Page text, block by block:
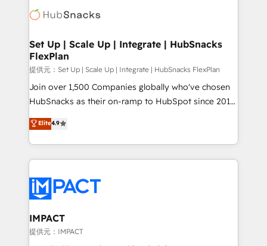
WooCommerce, BuilderTrend, and more Experience
the difference — reach out to see how AI + HubSpot
HubSpot development: websites, custom modules,
marketing, advertising, campaigns, content and
design We connect people, data and technology to
improve customer experiences. With our bright
people, exciting ideas and can-do mentality, we
ensure revenue growth on a daily basis. So tell us
team of 100+ experts is ready for you! Driving digital
growth | www.brightdigital.com
Set Up | Scale Up | Integrate | HubSnacks
FlexPlan
提供元：Set Up | Scale Up | Integrate | HubSnacks FlexPlan
Join over 1,500 Companies globally who've chosen
HubSnacks as their on-ramp to HubSpot since 2014
Simple pay-as-you-go plans that accelerate value...
1️⃣ Set Up | Onboarding New or Check-fixing existing
HubSpot portals 2️⃣ Scale Up | 100% HubSpot Task
Execution... Global 24/7 ... All Experts 3️⃣ Integrate |
Slash months from your API Integration project... ⬅️
Click "Contact Business" ⬅️ to access 150+ Kickstart
Integration templates that put HubSpot in the center
of your tech stack, syncing... 🛍️ Shopify or
Elite4.9
IMPACT
提供元：IMPACT